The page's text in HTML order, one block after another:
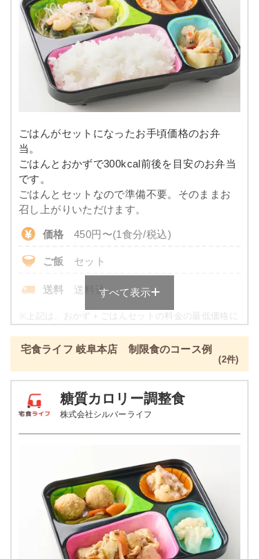
※メニューの補足
-
豆腐ハンバーグの甘酢あんかけ
こんにゃくと春菊の甘辛煮
カニ風味サラダ
竹輪と野菜の胡麻よごし
栄養素
-
※メニューの補足
-
※ その他備考
メニューは日替わりです（メニューは一例です）
塩分 -
タンパク質
脂質 -
糖質 -
カリウム
コレステロール
彩り旬菜のメニュー例
サバの味噌だれがけ
ほうれん草のベーコン和え
豆腐の柚子あんかけ
栄養素
-
※メニューの補足
-
豆腐おろしハンバーグ
彩りごまサラダ
栄養素
※メニューの補足
ごはんがセットになったお手頃価格のお弁
当。
ごはんとおかずで300kcal前後を目安のお弁当
です。
ごはんとセットなので準備不要。そのままお
召し上がりいただけます。
価格 450円〜(1食分/税込)
ご飯 セット
送料 送料込
※
上記は、おかず＋ごはんセットの料金の最低価格に
彩り旬菜プラスの栄養素例
品数 2～3品
カロリー 329kcal
タンパク質 12.1g
脂質 4.6g
糖質 53.8g
すべて表示
宅食ライフ 岐阜本店 制限食のコース例
(2件)
糖質カロリー調整食
株式会社シルバーライフ